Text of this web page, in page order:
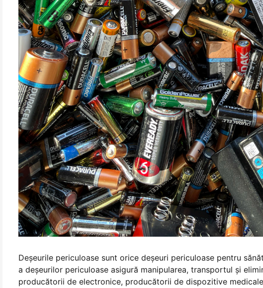
Deșeurile periculoase sunt orice deșeuri periculoase pentru
a deșeurilor periculoase asigură manipularea, transportul și
producătorii de electronice, producătorii de dispozitive